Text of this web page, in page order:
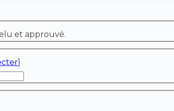
et approuvé.
]